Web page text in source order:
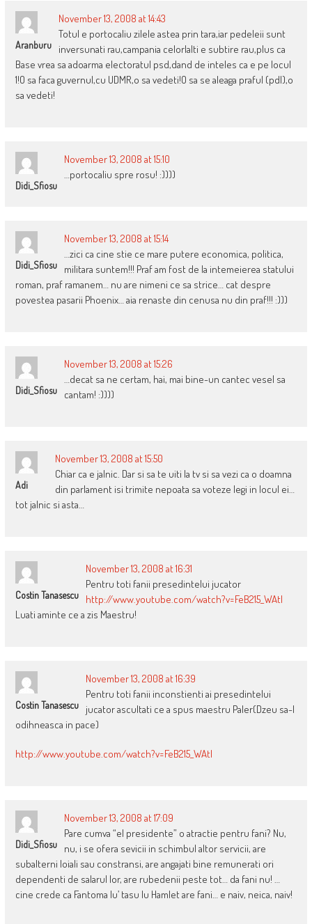
Aranburu
November 13, 2008 at 14:43
Totul e portocaliu zilele astea prin tara,iar pedeleii sunt
inversunati rau,campania celorlalti e subtire rau,plus ca
Base vrea sa adoarma electoratul psd,dand de inteles ca e pe locul
1!O sa faca guvernul,cu UDMR,o sa vedeti!O sa se aleaga praful (pdl),o
sa vedeti!
Didi_Sfiosu
November 13, 2008 at 15:10
…portocaliu spre rosu! :))))
Didi_Sfiosu
November 13, 2008 at 15:14
…zici ca cine stie ce mare putere economica, politica,
militara suntem!!! Praf am fost de la intemeierea statului
roman, praf ramanem… nu are nimeni ce sa strice… cat despre
povestea pasarii Phoenix… aia renaste din cenusa nu din praf!!! :)))
Didi_Sfiosu
November 13, 2008 at 15:26
…decat sa ne certam, hai, mai bine-un cantec vesel sa
cantam! :))))
Adi
November 13, 2008 at 15:50
Chiar ca e jalnic. Dar si sa te uiti la tv si sa vezi ca o doamna
din parlament isi trimite nepoata sa voteze legi in locul ei…
tot jalnic si asta…
Costin Tanasescu
November 13, 2008 at 16:31
Pentru toti fanii presedintelui jucator
http://www.youtube.com/watch?v=FeB215_WAtI
Luati aminte ce a zis Maestru!
Costin Tanasescu
November 13, 2008 at 16:39
Pentru toti fanii inconstienti ai presedintelui
jucator ascultati ce a spus maestru Paler(Dzeu sa-l
odihneasca in pace)
http://www.youtube.com/watch?v=FeB215_WAtI
Didi_Sfiosu
November 13, 2008 at 17:09
Pare cumva “el presidente” o atractie pentru fani? Nu,
nu, i se ofera sevicii in schimbul altor servicii, are
subalterni loiali sau constransi, are angajati bine remunerati ori
dependenti de salarul lor, are rubedenii peste tot… da fani nu! …
cine crede ca Fantoma lu’ tasu lu Hamlet are fani… e naiv, neica, naiv!